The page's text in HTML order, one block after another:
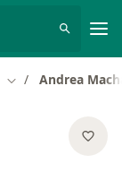
Mudar de cidade
Andrea